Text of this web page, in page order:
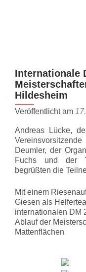
Internationale
Hildesheim
Veröffentlicht am
Andreas Lücke,
Deumler, der
Fuchs und der
begrüßten die
Mit einem
Giesen als
internationalen DM
Ablauf der
Mattenflächen